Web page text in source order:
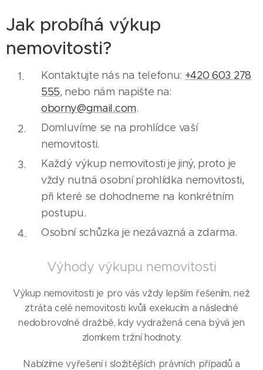
Jak probíhá výkup
nemovitosti?
Kontaktujte nás na telefonu: +420 603 278
555, nebo nám napište na:
oborny@gmail.com.
Domluvíme se na prohlídce vaší
nemovitosti.
Každý výkup nemovitosti je jiný, proto je
vždy nutná osobní prohlídka nemovitosti,
při které se dohodneme na konkrétním
postupu.
Osobní schůzka je nezávazná a zdarma.
Výhody výkupu nemovitosti
Výkup nemovitosti je pro vás vždy lepším řešením, než
ztráta celé nemovitosti kvůli exekucím a následné
nedobrovolné dražbě, kdy vydražená cena bývá jen
zlomkem tržní hodnoty.
Nabízíme vyřešení i složitějších právních případů a